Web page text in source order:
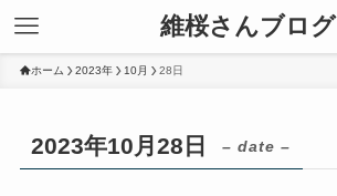
維桜さんブログ
ホーム 2023年 10月 28日
2023年10月28日 – date –